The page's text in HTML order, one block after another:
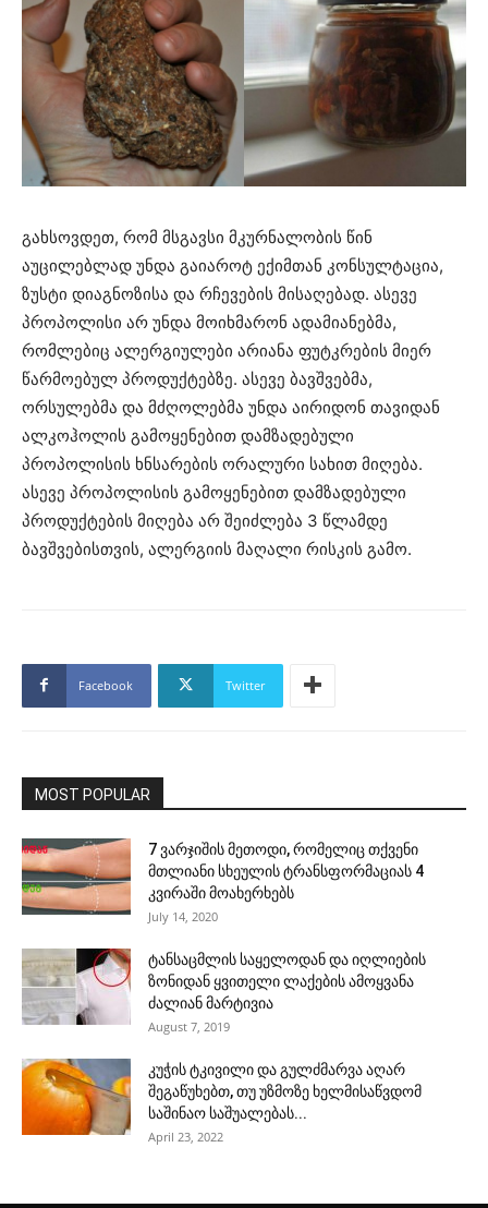
გახსოვდეთ, რომ მსგავსი მკურნალობის წინ
აუცილებლად უნდა გაიაროტ ექიმთან კონსულტაცია,
ზუსტი დიაგნოზისა და რჩევების მისაღებად. ასევე
პროპოლისი არ უნდა მოიხმარონ ადამიანებმა,
რომლებიც ალერგიულები არიანა ფუტკრების მიერ
წარმოებულ პროდუქტებზე. ასევე ბავშვებმა,
ორსულებმა და მძღოლებმა უნდა აირიდონ თავიდან
ალკოჰოლის გამოყენებით დამზადებული
პროპოლისის ხნსარების ორალური სახით მიღება.
ასევე პროპოლისის გამოყენებით დამზადებული
პროდუქტების მიღება არ შეიძლება 3 წლამდე
ბავშვებისთვის, ალერგიის მაღალი რისკის გამო.
Facebook Twitter
MOST POPULAR
7 ვარჯიშის მეთოდი, რომელიც თქვენი
მთლიანი სხეულის ტრანსფორმაციას 4
კვირაში მოახერხებს
July 14, 2020
ტანსაცმლის საყელოდან და იღლიების
ზონიდან ყვითელი ლაქების ამოყვანა
ძალიან მარტივია
August 7, 2019
კუჭის ტკივილი და გულძმარვა აღარ
შეგაწუხებთ, თუ უზმოზე ხელმისაწვდომ
საშინაო საშუალებას...
April 23, 2022